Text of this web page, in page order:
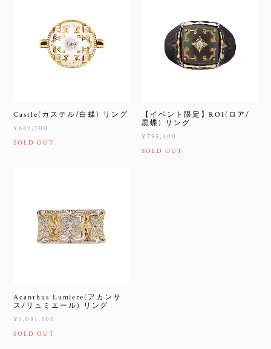
Castle(カステル/白蝶) リング
¥689,700
SOLD OUT
【イベント限定】ROI(ロア/
黒蝶) リング
¥795,300
SOLD OUT
Acanthus Lumiere(アカンサ
ス/リュミエール) リング
¥1,081,300
SOLD OUT